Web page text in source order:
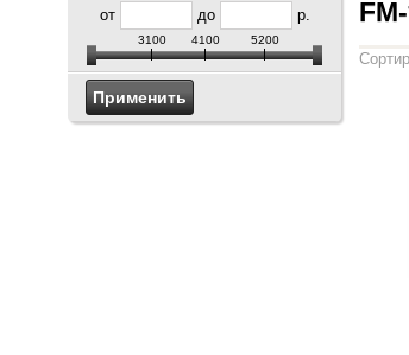
от до р.
3100 4100 5200